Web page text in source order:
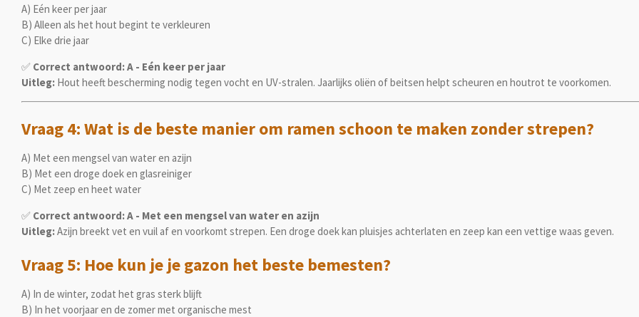
A) Eén keer per jaar
B) Alleen als het hout begint te verkleuren
C) Elke drie jaar
✅ Correct antwoord: A - Eén keer per jaar
Uitleg: Hout heeft bescherming nodig tegen vocht en UV-stralen. Jaarlijks oliën of beitsen helpt scheuren en houtrot te voorkomen.
Vraag 4: Wat is de beste manier om ramen schoon te maken zonder strepen?
A) Met een mengsel van water en azijn
B) Met een droge doek en glasreiniger
C) Met zeep en heet water
✅ Correct antwoord: A - Met een mengsel van water en azijn
Uitleg:Azijn breekt vet en vuil af en voorkomt strepen. Een droge doek kan pluisjes achterlaten en zeep kan een vettige waas geven.
Vraag 5: Hoe kun je je gazon het beste bemesten?
A) In de winter, zodat het gras sterk blijft
B) In het voorjaar en de zomer met organische mest